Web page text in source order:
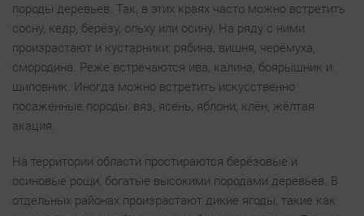
породы деревьев. Так, в этих краях часто можно встретить
сосну, кедр, берёзу, ольху или осину. На ряду с ними
произрастают и кустарники: рябина, вишня, черёмуха,
смородина. Реже встречаются ива, калина, боярышник и
шиповник. Иногда можно встретить искусственно
посаженные породы: вяз, ясень, яблони, клён, жёлтая
акация.
На территории области простираются берёзовые и
осиновые рощи, богатые высокими породами деревьев. В
отдельных районах произрастают дикие ягоды, такие как